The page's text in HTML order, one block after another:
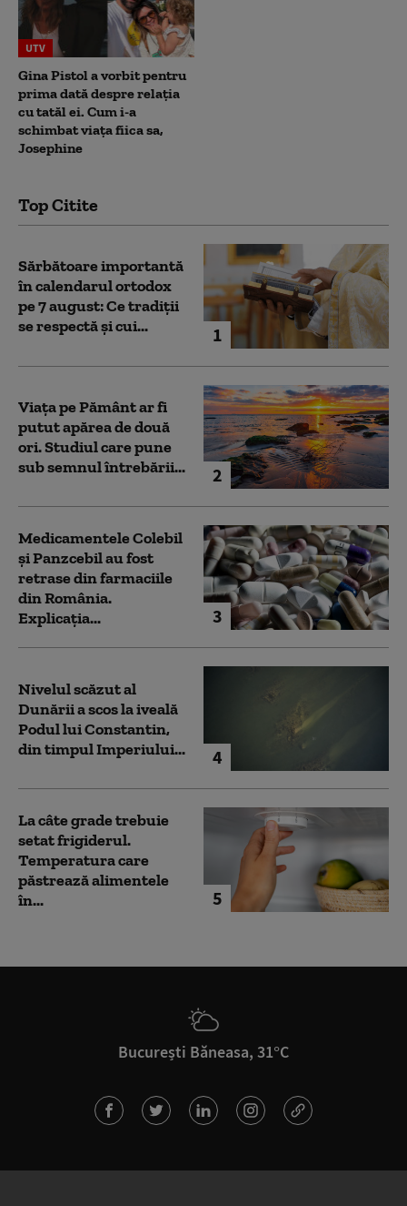
UTV
Gina Pistol a vorbit pentru
prima dată despre relația
cu tatăl ei. Cum i-a
schimbat viața fiica sa,
Josephine
Top Citite
1
Sărbătoare importantă
în calendarul ortodox
pe 7 august: Ce tradiții
se respectă și cui...
2
Viața pe Pământ ar fi
putut apărea de două
ori. Studiul care pune
sub semnul întrebării...
3
Medicamentele Colebil
și Panzcebil au fost
retrase din farmaciile
din România.
Explicația...
4
Nivelul scăzut al
Dunării a scos la iveală
Podul lui Constantin,
din timpul Imperiului...
5
La câte grade trebuie
setat frigiderul.
Temperatura care
păstrează alimentele
în...
București Băneasa, 31°C